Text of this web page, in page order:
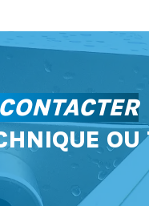
CONTACTER